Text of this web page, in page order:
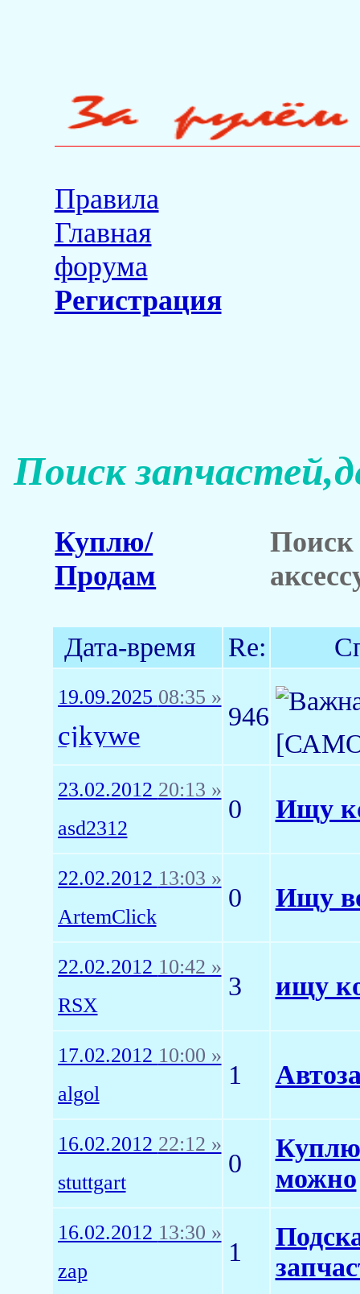
Правила
Главная
форума
Регистрация
Поиск
Куплю/
Продам
Поиск
Дата-время Re:
19.09.2025 08:35 »
cjkywe
946
23.02.2012 20:13 »
asd2312
0 Ищу
22.02.2012 13:03 »
ArtemClick
0 Ищу
22.02.2012 10:42 »
RSX
3 ищу
17.02.2012 10:00 »
algol
1
16.02.2012 22:12 »
stuttgart
0
Куплю
можно
16.02.2012 13:30 »
zap
1